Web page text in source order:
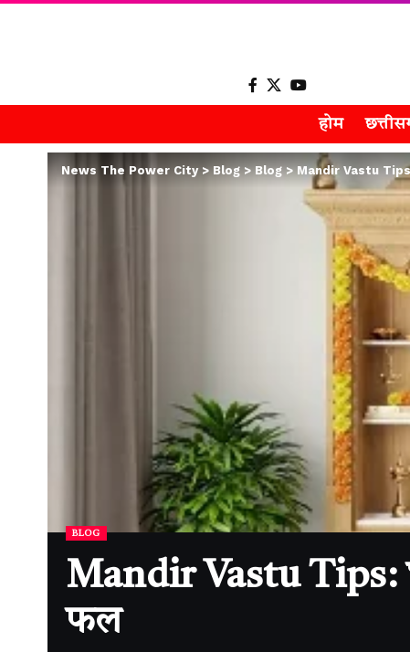
होम
News The Power City> Blog>Blog>Mandir Vastu Tips:
BLOG
Mandir Vastu Tips:
फल